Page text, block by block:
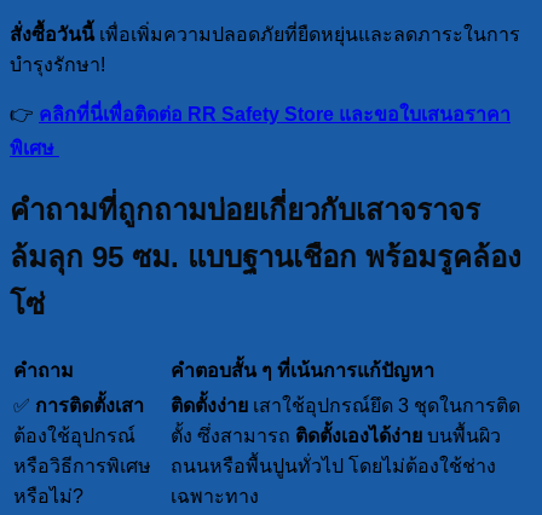
สั่งซื้อวันนี้เพื่อเพิ่มความปลอดภัยที่ยืดหยุ่นและลดภาระในการ
บำรุงรักษา!
👉 คลิกที่นี่เพื่อติดต่อ RR Safety Store และขอใบเสนอราคา
พิเศษ
คำถามที่ถูกถามบ่อยเกี่ยวกับเสาจราจร
ล้มลุก 95 ซม. แบบฐานเชือก พร้อมรูคล้อง
โซ่
คำถาม
คำตอบสั้น ๆ ที่เน้นการแก้ปัญหา
✅ การติดตั้งเสา
ต้องใช้อุปกรณ์
หรือวิธีการพิเศษ
หรือไม่?
ติดตั้งง่าย เสาใช้อุปกรณ์ยึด 3 ชุดในการติด
ตั้ง ซึ่งสามารถ ติดตั้งเองได้ง่าย บนพื้นผิว
ถนนหรือพื้นปูนทั่วไป โดยไม่ต้องใช้ช่าง
เฉพาะทาง